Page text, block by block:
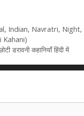
, Indian, Navratri, Night,
Kahani)
कहानियाँ हिंदी में